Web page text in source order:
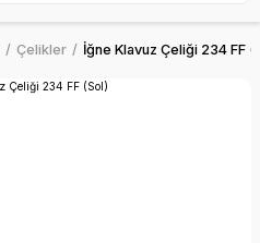
Çelikler İğne Klavuz Çeliği 234 FF